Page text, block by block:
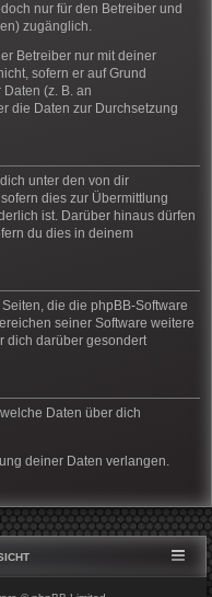
nur für den Betreiber und
zugänglich.
Betreiber nur mit deiner
sofern er auf Grund
(z. B. an
die Daten zur Durchsetzung
unter den von dir
dies zur Übermittlung
ist. Darüber hinaus dürfen
du dies in deinem
die die phpBB-Software
seiner Software weitere
dich darüber gesondert
Daten über dich
deiner Daten verlangen.